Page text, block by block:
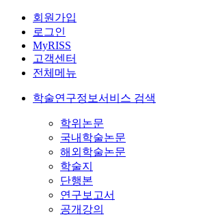
회원가입
로그인
MyRISS
고객센터
전체메뉴
학술연구정보서비스 검색
학위논문
국내학술논문
해외학술논문
학술지
단행본
연구보고서
공개강의